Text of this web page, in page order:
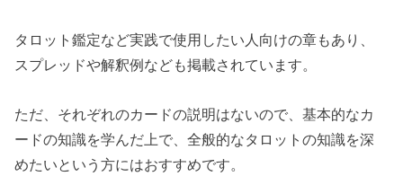
タロット鑑定など実践で使用したい人向けの章もあり、
スプレッドや解釈例なども掲載されています。
ただ、それぞれのカードの説明はないので、基本的なカ
ードの知識を学んだ上で、全般的なタロットの知識を深
めたいという方にはおすすめです。